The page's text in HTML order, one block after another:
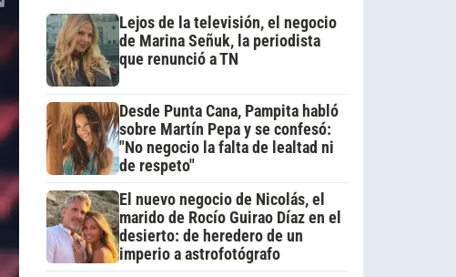
Lejos de la televisión, el negocio
de Marina Señuk, la periodista
que renunció a TN
Desde Punta Cana, Pampita habló
sobre Martín Pepa y se confesó:
"No negocio la falta de lealtad ni
de respeto"
El nuevo negocio de Nicolás, el
marido de Rocío Guirao Díaz en el
desierto: de heredero de un
imperio a astrofotógrafo